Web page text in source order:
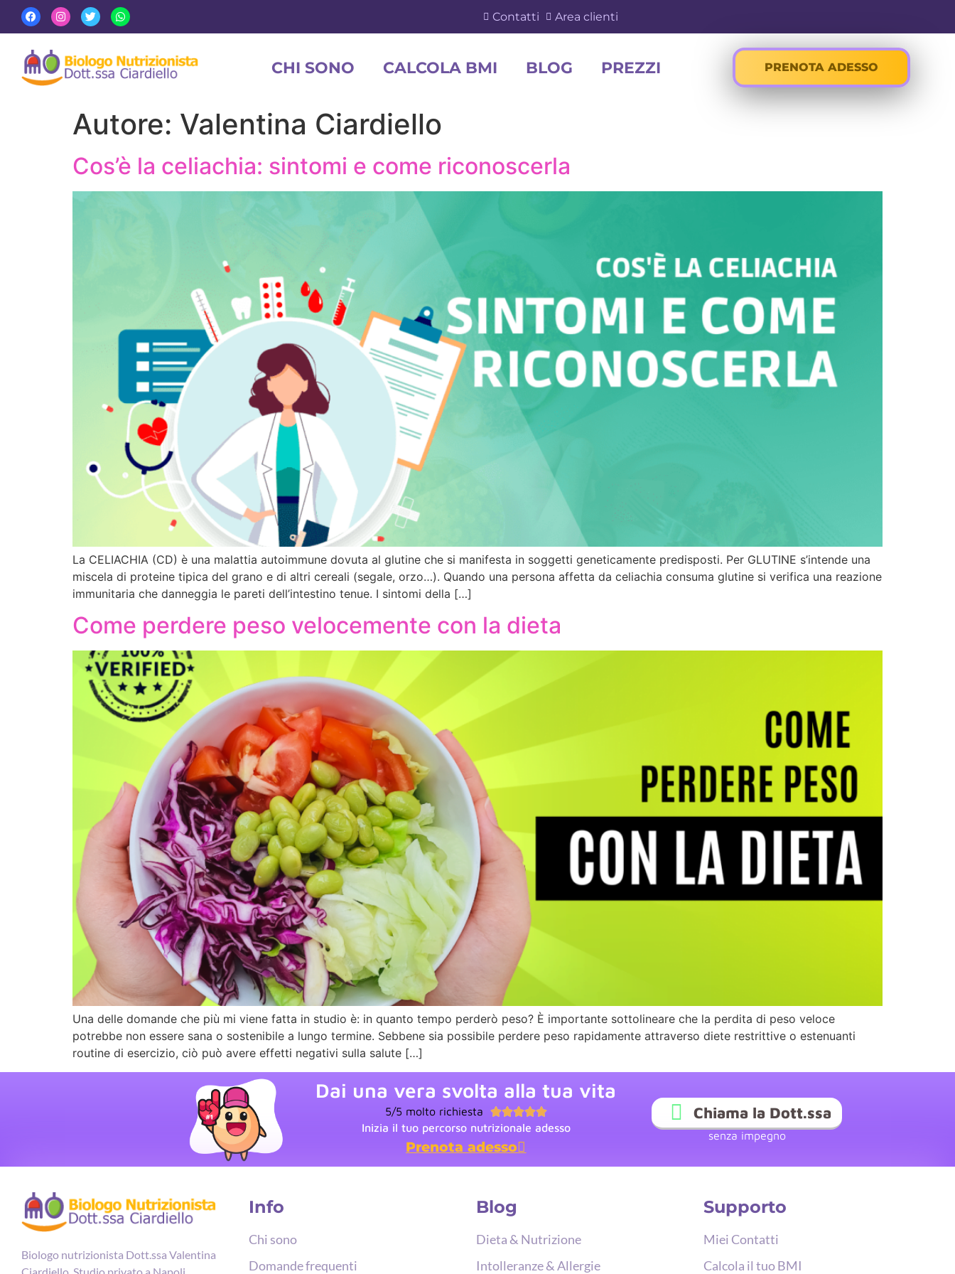
Contatti Area clienti
CHI SONO CALCOLA BMI BLOG PREZZI PRENOTA ADESSO
Autore: Valentina Ciardiello
Cos’è la celiachia: sintomi e come riconoscerla
La CELIACHIA (CD) è una malattia autoimmune dovuta al glutine che si manifesta in soggetti geneticamente predisposti. Per GLUTINE s’intende una
miscela di proteine tipica del grano e di altri cereali (segale, orzo…). Quando una persona affetta da celiachia consuma glutine si verifica una reazione
immunitaria che danneggia le pareti dell’intestino tenue. I sintomi della […]
Come perdere peso velocemente con la dieta
Una delle domande che più mi viene fatta in studio è: in quanto tempo perderò peso? È importante sottolineare che la perdita di peso veloce
potrebbe non essere sana o sostenibile a lungo termine. Sebbene sia possibile perdere peso rapidamente attraverso diete restrittive o estenuanti
routine di esercizio, ciò può avere effetti negativi sulla salute […]
Dai una vera svolta alla tua vita
5/5 molto richiesta 
Inizia il tuo percorso nutrizionale adesso
Prenota adesso
Chiama la Dott.ssa
senza impegno
Biologo nutrizionista Dott.ssa Valentina
Info
Chi sono
Domande frequenti
Blog
Dieta & Nutrizione
Intolleranze & Allergie
Supporto
Miei Contatti
Calcola il tuo BMI